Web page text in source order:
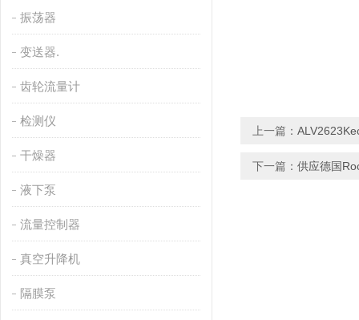
振荡器
变送器.
齿轮流量计
检测仪
干燥器
液下泵
流量控制器
真空升降机
隔膜泵
上一篇：
下一篇： 供应德国